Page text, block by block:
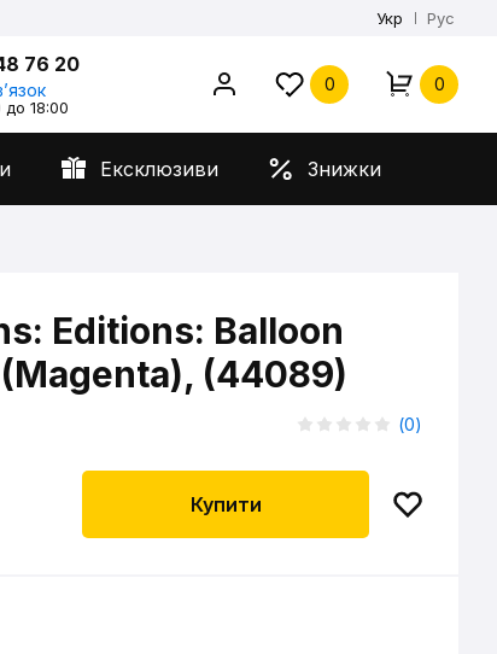
Укр Рус
76 20
до 18:00
0 0
Ексклюзиви Знижки
Editions: Balloon
(44089)
(0)
Купити